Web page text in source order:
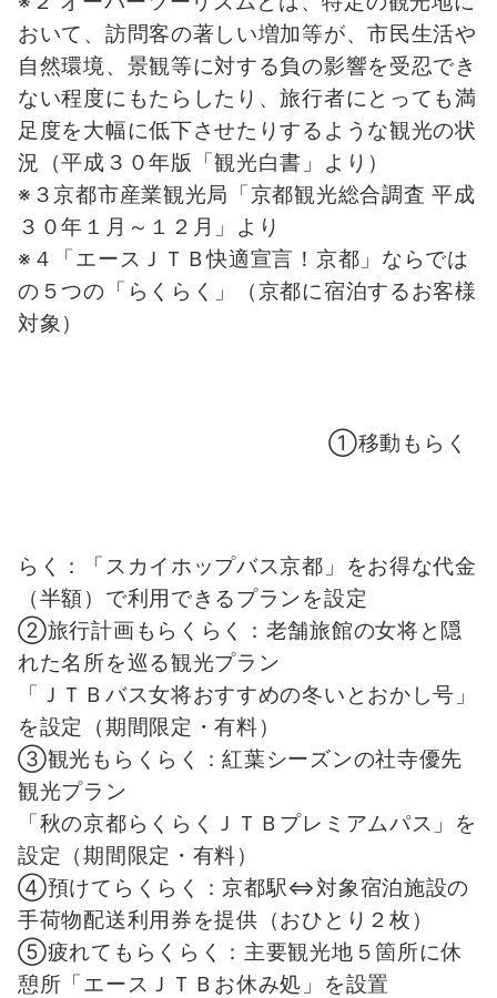
おいて、訪問客の著しい増加等が、市民生活や
自然環境、景観等に対する負の影響を受忍でき
ない程度にもたらしたり、旅行者にとっても満
足度を大幅に低下させたりするような観光の状
況（平成３０年版「観光白書」より）
※３京都市産業観光局「京都観光総合調査 平成
３０年１月～１２月」より
※４「エースＪＴＢ快適宣言！京都」ならでは
の５つの「らくらく」（京都に宿泊するお客様
対象）
①移動もらく
らく：「スカイホップバス京都」をお得な代金
（半額）で利用できるプランを設定
②旅行計画もらくらく：老舗旅館の女将と隠
れた名所を巡る観光プラン
「ＪＴＢバス女将おすすめの冬いとおかし号」
を設定（期間限定・有料）
③観光もらくらく：紅葉シーズンの社寺優先
観光プラン
「秋の京都らくらくＪＴＢプレミアムパス」を
設定（期間限定・有料）
④預けてらくらく：京都駅⇔対象宿泊施設の
手荷物配送利用券を提供（おひとり２枚）
⑤疲れてもらくらく：主要観光地５箇所に休
憩所「エースＪＴＢお休み処」を設置